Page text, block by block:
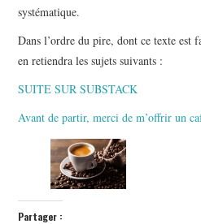
systématique.
Dans l’ordre du pire, dont ce texte
en retiendra les sujets suivants :
SUITE SUR SUBSTACK
Avant de partir, merci de m’offrir un
Partager :